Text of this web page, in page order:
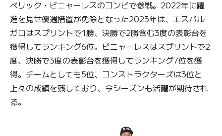
ベリック・ビニャーレスのコンビで参戦。2022年に躍
進を見せ優遇措置が免除となった2023年は、エスパル
ガロはスプリントで1勝、決勝で2勝含む3度の表彰台を
獲得してランキング6位。ビニャーレスはスプリントで2
度、決勝で3度の表彰台を獲得してランキング7位を獲
得。チームとしても5位、コンストラクターズは3位と
上々の成績を残しており、今シーズンも活躍が期待され
る。